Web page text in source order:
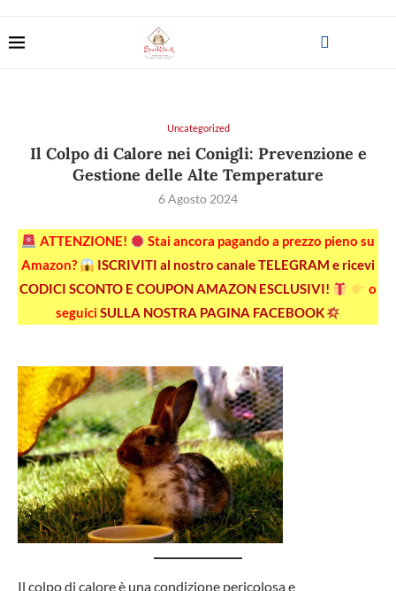
Uncategorized
Il Colpo di Calore nei Conigli: Prevenzione e
Gestione delle Alte Temperature
6 Agosto 2024
ATTENZIONE!
Stai ancora pagando a prezzo pieno su
Amazon?
ISCRIVITI al nostro canale TELEGRAM e ricevi
CODICI SCONTO E COUPON AMAZON ESCLUSIVI!
o
seguiciSULLA NOSTRA PAGINA FACEBOOK
Il colpo di calore è una condizione pericolosa e